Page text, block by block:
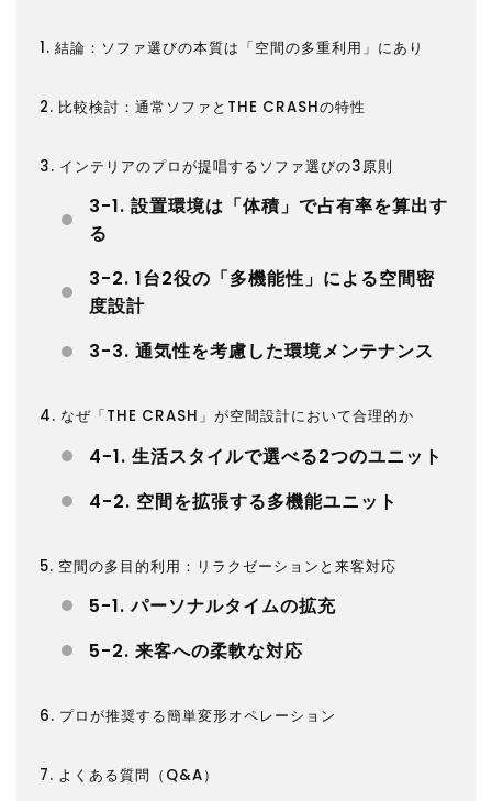
1. 結論：ソファ選びの本質は「空間の多重利用」にあり
2. 比較検討：通常ソファとTHE CRASHの特性
3. インテリアのプロが提唱するソファ選びの3原則
3-1. 設置環境は「体積」で占有率を算出す
る
3-2. 1台2役の「多機能性」による空間密
度設計
3-3. 通気性を考慮した環境メンテナンス
4. なぜ「THE CRASH」が空間設計において合理的か
4-1. 生活スタイルで選べる2つのユニット
4-2. 空間を拡張する多機能ユニット
5. 空間の多目的利用：リラクゼーションと来客対応
5-1. パーソナルタイムの拡充
5-2. 来客への柔軟な対応
6. プロが推奨する簡単変形オペレーション
7. よくある質問（Q&A）